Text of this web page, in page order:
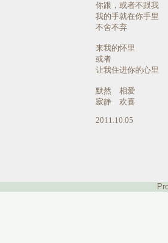
你跟，或者不跟我
我的手就在你手里
不舍不弃
来我的怀里
或者
让我住进你的心里
默然 相爱
寂静 欢喜
2011.10.05